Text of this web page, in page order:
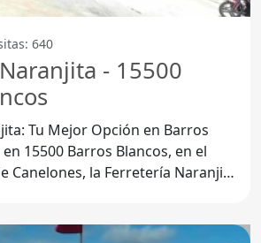
640
- 15500
Tu Mejor Opción en Barros
Canelones, la Ferretería Naranjita